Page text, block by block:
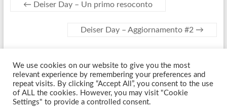
← Deiser Day – Un primo resoconto
Deiser Day – Aggiornamento #2 →
Copyright © 2026Artigiano Del Software. Tutti i diritti riservati. Tema
Spaciousdi ThemeGrill. Sviluppato da:WordPress.
We use cookies on our website to give you the most
relevant experience by remembering your preferences and
repeat visits. By clicking “Accept All”, you consent to the use
of ALL the cookies. However, you may visit "Cookie
Settings" to provide a controlled consent.